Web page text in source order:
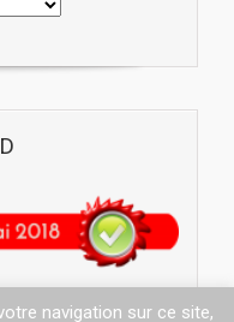
navigation sur ce site,